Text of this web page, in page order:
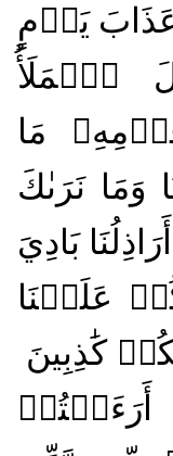
يَوۡمٍ
ٱلۡمَلَأُ
مَا
وَمَا نَرَىٰكَ
بَادِيَ
عَلَيۡنَا
كَٰذِبِينَ
أَرَءَيۡتُمۡ